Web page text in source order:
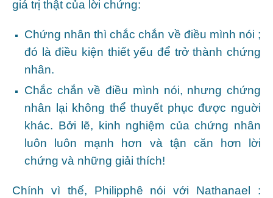
giá trị thật của lời chứng:
Chứng nhân thì chắc chắn về điều mình nói ;
đó là điều kiện thiết yếu để trở thành chứng
nhân.
Chắc chắn về điều mình nói, nhưng chứng
nhân lại không thể thuyết phục được nguời
khác. Bởi lẽ, kinh nghiệm của chứng nhân
luôn luôn mạnh hơn và tận căn hơn lời
chứng và những giải thích!
Chính vì thế, Philipphê nói với Nathanael :